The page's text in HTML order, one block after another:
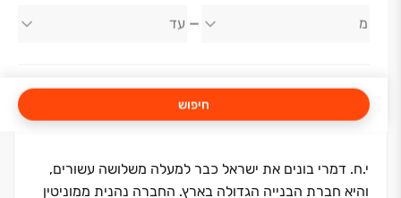
חיפוש
י.ח דמרי
י.ח. דמרי בונים את ישראל כבר למעלה משלושה עשורים,
והיא חברת הבנייה הגדולה בארץ. החברה נהנית ממוניטין